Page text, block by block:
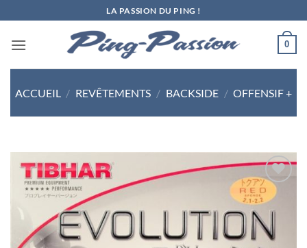
au
contenu
LA PASSION DU PING !
0
ACCUEIL / REVÊTEMENTS / BACKSIDE / OFFENSIF +
Ajouter
souhaits